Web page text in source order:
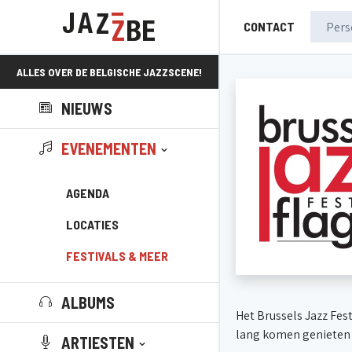
CONTACT
ALLES OVER DE BELGISCHE JAZZSCENE!
NIEUWS
EVENEMENTEN
AGENDA
LOCATIES
FESTIVALS & MEER
ALBUMS
ARTIESTEN
Het Brussels Jazz
lang komen